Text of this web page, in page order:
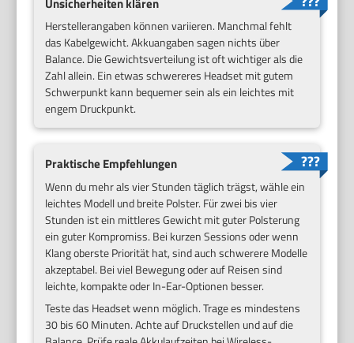
Herstellerangaben können variieren. Manchmal fehlt
das Kabelgewicht. Akkuangaben sagen nichts über
Balance. Die Gewichtsverteilung ist oft wichtiger als die
Zahl allein. Ein etwas schwereres Headset mit gutem
Schwerpunkt kann bequemer sein als ein leichtes mit
engem Druckpunkt.
Praktische Empfehlungen
Wenn du mehr als vier Stunden täglich trägst, wähle ein
leichtes Modell und breite Polster. Für zwei bis vier
Stunden ist ein mittleres Gewicht mit guter Polsterung
ein guter Kompromiss. Bei kurzen Sessions oder wenn
Klang oberste Priorität hat, sind auch schwerere Modelle
akzeptabel. Bei viel Bewegung oder auf Reisen sind
leichte, kompakte oder In-Ear-Optionen besser.
Teste das Headset wenn möglich. Trage es mindestens
30 bis 60 Minuten. Achte auf Druckstellen und auf die